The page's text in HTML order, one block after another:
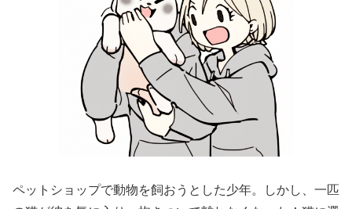
ペットショップで動物を飼おうとした少年。しかし、一匹